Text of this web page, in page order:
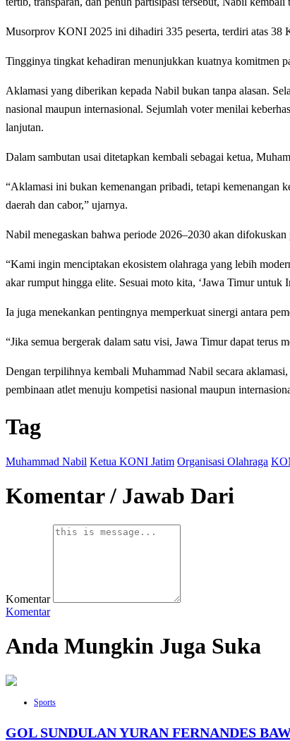
Musorprov KONI 2025 ini dihadiri 335 peserta, terdiri atas 38
Tingginya tingkat kehadiran menunjukkan kuatnya komitmen
Aklamasi yang diberikan kepada Nabil bukan tanpa alasan.
nasional maupun internasional. Sejumlah voter menilai
lanjutan.
Dalam sambutan usai ditetapkan kembali sebagai ketua,
“Aklamasi ini bukan kemenangan pribadi, tetapi kemenangan
daerah dan cabor,” ujarnya.
Nabil menegaskan bahwa periode 2026–2030 akan
“Kami ingin menciptakan ekosistem olahraga yang lebih
akar rumput hingga elite. Sesuai moto kita, ‘Jawa Timur untuk
Ia juga menekankan pentingnya memperkuat sinergi antara
“Jika semua bergerak dalam satu visi, Jawa Timur dapat terus
Dengan terpilihnya kembali Muhammad Nabil secara
pembinaan atlet menuju kompetisi nasional maupun
Tag
Muhammad Nabil Ketua KONI Jatim Organisasi Olahraga
Komentar / Jawab Dari
Komentar
Komentar
Anda Mungkin Juga Suka
Sports
GOL SUNDULAN YURAN FERNANDES